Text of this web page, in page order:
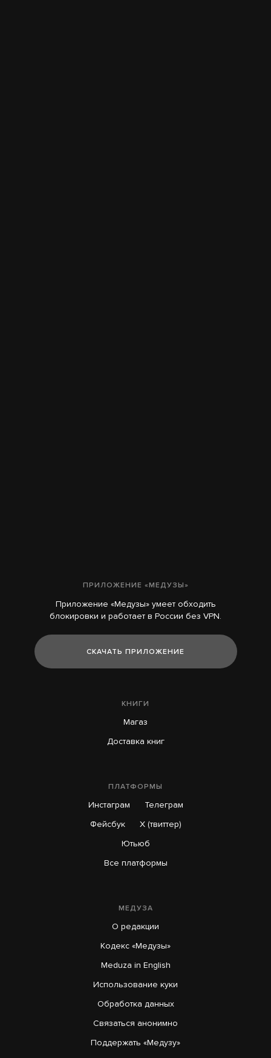
ПРИЛОЖЕНИЕ «МЕДУЗЫ»
Приложение «Медузы» умеет обходить
блокировки и работает в России без VPN.
СКАЧАТЬ ПРИЛОЖЕНИЕ
КНИГИ
Магаз
Доставка книг
ПЛАТФОРМЫ
Инстаграм
Телеграм
Фейсбук
X (твиттер)
Ютьюб
Все платформы
МЕДУЗА
О редакции
Кодекс «Медузы»
Meduza in English
Использование куки
Обработка данных
Связаться анонимно
Поддержать «Медузу»